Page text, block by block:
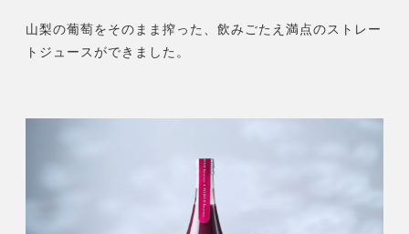
山梨の葡萄をそのまま搾った、飲みごたえ満点のストレー
トジュースができました。